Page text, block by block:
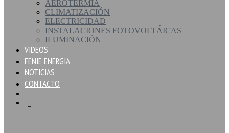
AEROTERMIA
CLIMATIZACIÓN
ELECTRICIDAD
INSTALACIONES FOTOVOLTÁICAS
ILUMINACIÓN
VIDEOS
FENIE ENERGIA
NOTICIAS
CONTACTO